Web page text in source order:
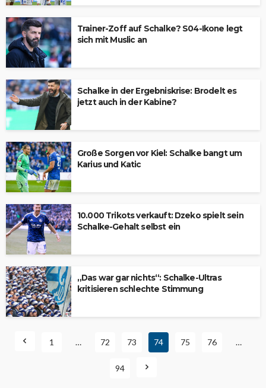
Trainer-Zoff auf Schalke? S04-Ikone legt
sich mit Muslic an
Schalke in der Ergebniskrise: Brodelt es
jetzt auch in der Kabine?
Große Sorgen vor Kiel: Schalke bangt um
Karius und Katic
10.000 Trikots verkauft: Dzeko spielt sein
Schalke-Gehalt selbst ein
„Das war gar nichts“: Schalke-Ultras
kritisieren schlechte Stimmung
1 … 72 73 74 75 76 …
94